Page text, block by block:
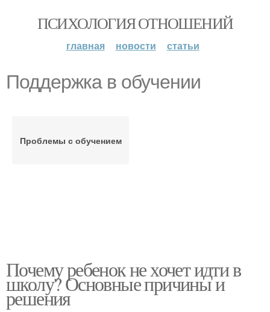
ПСИХОЛОГИЯ ОТНОШЕНИЙ
главная новости статьи
Поддержка в обучении
Проблемы с обучением
Почему ребенок не хочет идти в
школу? Основные причины и
решения